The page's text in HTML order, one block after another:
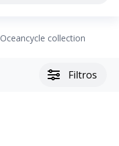
Oceancycle collection
Filtros